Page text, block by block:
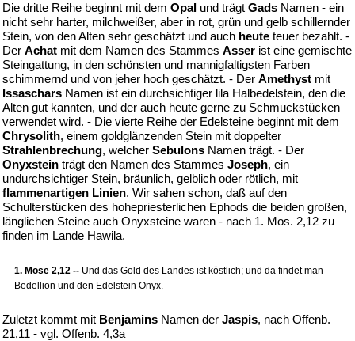
Die dritte Reihe beginnt mit dem Opal und trägt Gads Namen - ein
nicht sehr harter, milchweißer, aber in rot, grün und gelb schillernder
Stein, von den Alten sehr geschätzt und auch heute teuer bezahlt. -
Der Achat mit dem Namen des Stammes Asser ist eine gemischte
Steingattung, in den schönsten und mannigfaltigsten Farben
schimmernd und von jeher hoch geschätzt. - Der Amethyst mit
Issaschars Namen ist ein durchsichtiger lila Halbedelstein, den die
Alten gut kannten, und der auch heute gerne zu Schmuckstücken
verwendet wird. - Die vierte Reihe der Edelsteine beginnt mit dem
Chrysolith, einem goldglänzenden Stein mit doppelter
Strahlenbrechung, welcher Sebulons Namen trägt. - Der
Onyxstein trägt den Namen des Stammes Joseph, ein
undurchsichtiger Stein, bräunlich, gelblich oder rötlich, mit
flammenartigen Linien. Wir sahen schon, daß auf den
Schulterstücken des hohepriesterlichen Ephods die beiden großen,
länglichen Steine auch Onyxsteine waren - nach 1. Mos. 2,12 zu
finden im Lande Hawila.
1. Mose 2,12 -- Und das Gold des Landes ist köstlich; und da findet man
Bedellion und den Edelstein Onyx.
Zuletzt kommt mit Benjamins Namen der Jaspis, nach Offenb.
21,11 - vgl. Offenb. 4,3a